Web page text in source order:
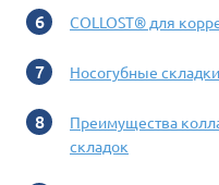
COLLOST® для
Носогубные
Преимущества
складок